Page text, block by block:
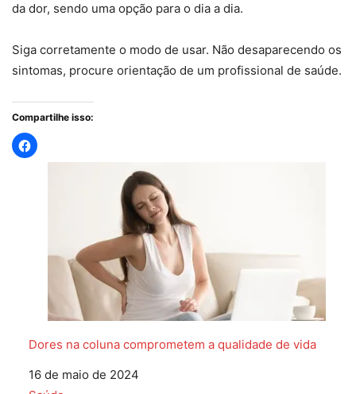
da dor, sendo uma opção para o dia a dia.
Siga corretamente o modo de usar. Não desaparecendo os
sintomas, procure orientação de um profissional de saúde.
Compartilhe isso:
Dores na coluna comprometem a qualidade de vida
Data
16 de maio de 2024